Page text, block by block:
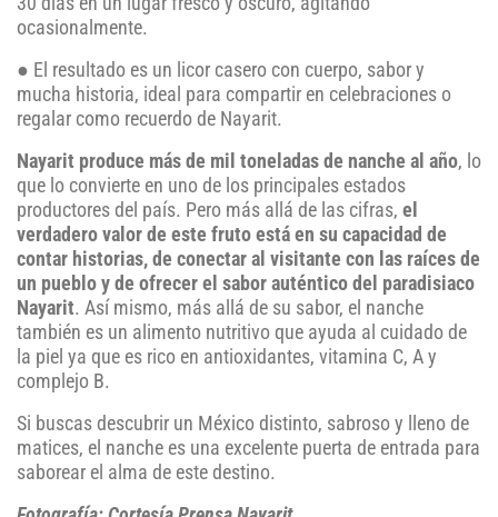
ocasionalmente.
● El resultado es un licor casero con cuerpo, sabor y
mucha historia, ideal para compartir en celebraciones o
regalar como recuerdo de Nayarit.
Nayarit produce más de mil toneladas de nanche al año, lo
que lo convierte en uno de los principales estados
productores del país. Pero más allá de las cifras, el
verdadero valor de este fruto está en su capacidad de
contar historias, de conectar al visitante con las raíces de
un pueblo y de ofrecer el sabor auténtico del paradisiaco
Nayarit. Así mismo, más allá de su sabor, el nanche
también es un alimento nutritivo que ayuda al cuidado de
la piel ya que es rico en antioxidantes, vitamina C, A y
complejo B.
Si buscas descubrir un México distinto, sabroso y lleno de
matices, el nanche es una excelente puerta de entrada para
saborear el alma de este destino.